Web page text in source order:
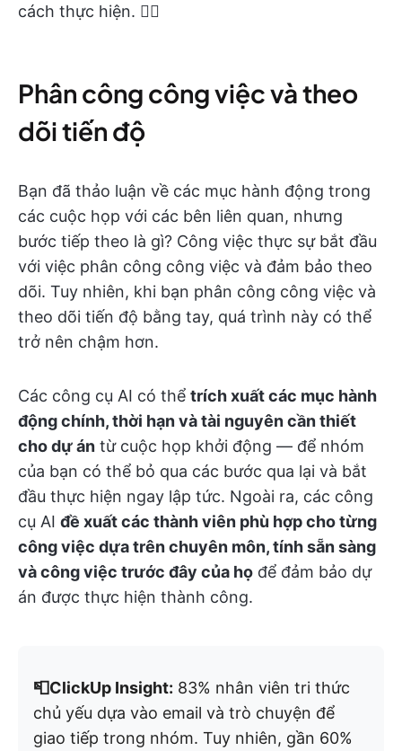
cách thực hiện. 👇🏼
Phân công công việc và theo
dõi tiến độ
Bạn đã thảo luận về các mục hành động trong
các cuộc họp với các bên liên quan, nhưng
bước tiếp theo là gì? Công việc thực sự bắt đầu
với việc phân công công việc và đảm bảo theo
dõi. Tuy nhiên, khi bạn phân công công việc và
theo dõi tiến độ bằng tay, quá trình này có thể
trở nên chậm hơn.
Các công cụ AI có thể trích xuất các mục hành
động chính, thời hạn và tài nguyên cần thiết
cho dự án từ cuộc họp khởi động — để nhóm
của bạn có thể bỏ qua các bước qua lại và bắt
đầu thực hiện ngay lập tức. Ngoài ra, các công
cụ AI đề xuất các thành viên phù hợp cho từng
công việc dựa trên chuyên môn, tính sẵn sàng
và công việc trước đây của họ để đảm bảo dự
án được thực hiện thành công.
📮ClickUp Insight: 83% nhân viên tri thức
chủ yếu dựa vào email và trò chuyện để
giao tiếp trong nhóm. Tuy nhiên, gần 60%